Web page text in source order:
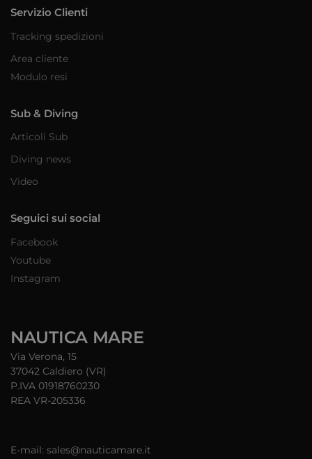
Servizio Clienti
Tracking spedizioni
Area cliente
Modulo resi
Sub & Diving
Articoli Sub
Diving news
Video
Seguici sui social
Facebook
Youtube
Instagram
NAUTICA MARE
Via Verona, 15
37042 Caldiero (VR)
P.IVA 01918760230
REA VR-205336
E-mail: sales@nauticamare.it